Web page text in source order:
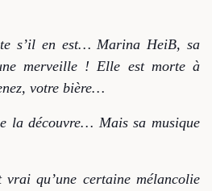
s’il en est… Marina HeiB, sa
merveille ! Elle est morte à
votre bière…
la découvre… Mais sa musique
vrai qu’une certaine mélancolie